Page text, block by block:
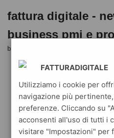
al
contenuto
fattura digitale -
business pmi e
business blog aziende e liberi
FATTURADIGITALE
Utilizziamo i cookie per
navigazione più
preferenze. Cliccando su
acconsenti all'uso di tutti i
visitare "Impostazioni" per